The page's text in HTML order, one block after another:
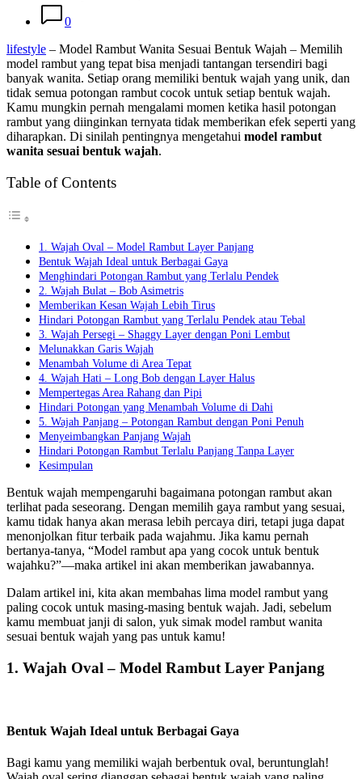
0
lifestyle – Model Rambut Wanita Sesuai Bentuk Wajah – Memilih
model rambut yang tepat bisa menjadi tantangan tersendiri bagi
banyak wanita. Setiap orang memiliki bentuk wajah yang unik, dan
tidak semua potongan rambut cocok untuk setiap bentuk wajah.
Kamu mungkin pernah mengalami momen ketika hasil potongan
rambut yang diinginkan ternyata tidak memberikan efek seperti yang
diharapkan. Di sinilah pentingnya mengetahui model rambut
wanita sesuai bentuk wajah.
Table of Contents
1. Wajah Oval – Model Rambut Layer Panjang
Bentuk Wajah Ideal untuk Berbagai Gaya
Menghindari Potongan Rambut yang Terlalu Pendek
2. Wajah Bulat – Bob Asimetris
Memberikan Kesan Wajah Lebih Tirus
Hindari Potongan Rambut yang Terlalu Pendek atau Tebal
3. Wajah Persegi – Shaggy Layer dengan Poni Lembut
Melunakkan Garis Wajah
Menambah Volume di Area Tepat
4. Wajah Hati – Long Bob dengan Layer Halus
Mempertegas Area Rahang dan Pipi
Hindari Potongan yang Menambah Volume di Dahi
5. Wajah Panjang – Potongan Rambut dengan Poni Penuh
Menyeimbangkan Panjang Wajah
Hindari Potongan Rambut Terlalu Panjang Tanpa Layer
Kesimpulan
Bentuk wajah mempengaruhi bagaimana potongan rambut akan
terlihat pada seseorang. Dengan memilih gaya rambut yang sesuai,
kamu tidak hanya akan merasa lebih percaya diri, tetapi juga dapat
menonjolkan fitur terbaik pada wajahmu. Jika kamu pernah
bertanya-tanya, “Model rambut apa yang cocok untuk bentuk
wajahku?”—maka artikel ini akan memberikan jawabannya.
Dalam artikel ini, kita akan membahas lima model rambut yang
paling cocok untuk masing-masing bentuk wajah. Jadi, sebelum
kamu membuat janji di salon, yuk simak model rambut wanita
sesuai bentuk wajah yang pas untuk kamu!
1. Wajah Oval – Model Rambut Layer Panjang
Bentuk Wajah Ideal untuk Berbagai Gaya
Bagi kamu yang memiliki wajah berbentuk oval, beruntunglah!